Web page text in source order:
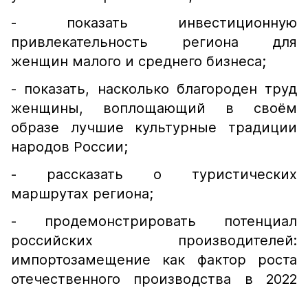
- показать инвестиционную
привлекательность региона для
женщин малого и​ среднего бизнеса;
- показать, насколько благороден труд
женщины, воплощающий в​ своём
образе лучшие культурные традиции
народов России;
- рассказать о​ туристических
маршрутах региона;
- продемонстрировать потенциал
российских производителей:
импортозамещение как фактор роста
отечественного производства в​ 2022​